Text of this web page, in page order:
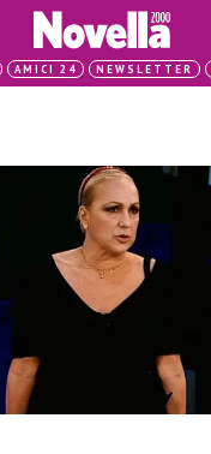
AMICI 24 NEWSLETTER